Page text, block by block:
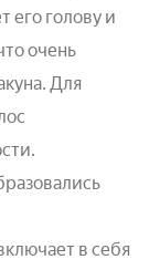
его голову и
очень
Для
в себя